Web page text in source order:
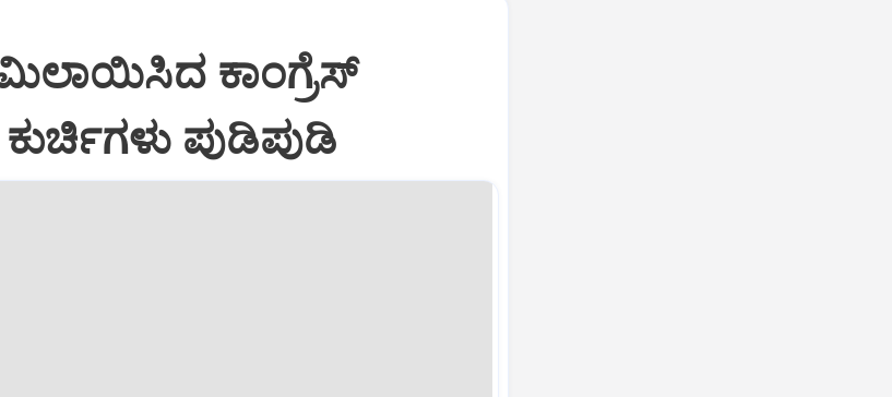
ಮಿಲಾಯಿಸಿದ ಕಾಂಗ್ರೆಸ್
ಪುಡಿಪುಡಿ